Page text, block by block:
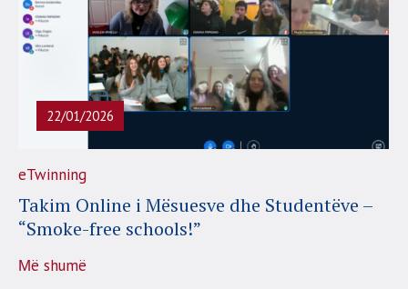
22/01/2026
eTwinning
Takim Online i Mësuesve dhe Studentëve –
“Smoke-free schools!”
Μë shumë